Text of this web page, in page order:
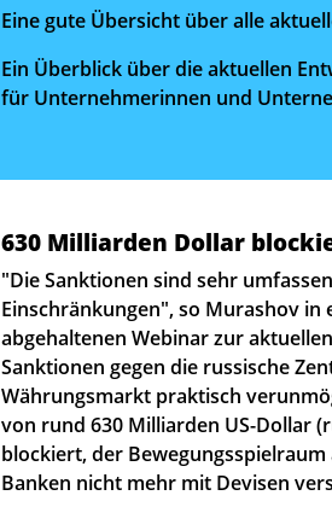
Eine gute Übersicht über alle
Ein Überblick über die aktuellen
für Unternehmerinnen und
630 Milliarden Dollar
"Die Sanktionen sind sehr
Einschränkungen", so Murashov
abgehaltenen Webinar zur
Sanktionen gegen die russische
Währungsmarkt praktisch
von rund 630 Milliarden US-Dollar
blockiert, der
Banken nicht mehr mit Devisen